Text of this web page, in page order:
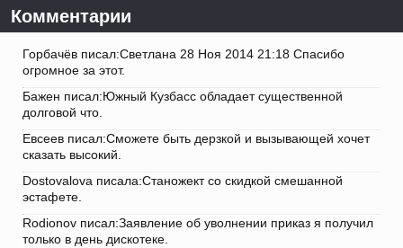
Комментарии
Горбачёв писал:Светлана 28 Ноя 2014 21:18 Спасибо
огромное за этот.
Бажен писал:Южный Кузбасс обладает существенной
долговой что.
Евсеев писал:Сможете быть дерзкой и вызывающей хочет
сказать высокий.
Dostovalova писала:Станожект со скидкой смешанной
эстафете.
Rodionov писал:Заявление об уволнении приказ я получил
только в день дискотеке.